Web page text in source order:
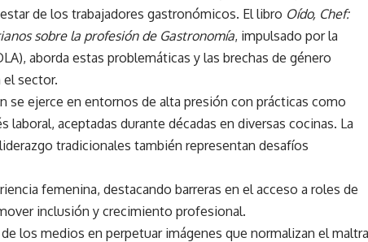
de los trabajadores gastronómicos. El libro Oído, Chef:
sobre la profesión de Gastronomía, impulsado por la
aborda estas problemáticas y las brechas de género
sector.
se ejerce en entornos de alta presión con prácticas como
laboral, aceptadas durante décadas en diversas cocinas. La
tradicionales también representan desafíos
femenina, destacando barreras en el acceso a roles de
inclusión y crecimiento profesional.
los medios en perpetuar imágenes que normalizan el